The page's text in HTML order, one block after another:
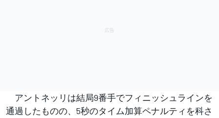
アントネッリは結局9番手でフィニッシュラインを
通過したものの、5秒のタイム加算ペナルティを科さ